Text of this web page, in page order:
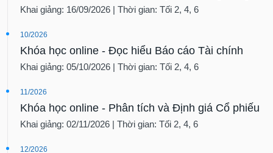
Khai giảng: 16/09/2026 | Thời gian: Tối 2, 4, 6
10/2026
Khóa học online - Đọc hiểu Báo cáo Tài chính
Khai giảng: 05/10/2026 | Thời gian: Tối 2, 4, 6
11/2026
Khóa học online - Phân tích và Định giá Cổ phiếu
Khai giảng: 02/11/2026 | Thời gian: Tối 2, 4, 6
12/2026